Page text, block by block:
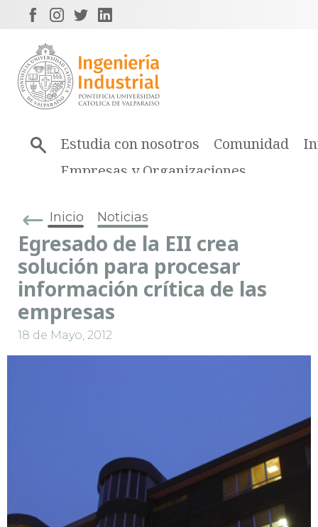
Estudia con nosotros Comunidad
Empresas y Organizaciones
Inicio Noticias
Egresado de la EII crea
solución para procesar
información crítica de las
empresas
18 de Mayo, 2012